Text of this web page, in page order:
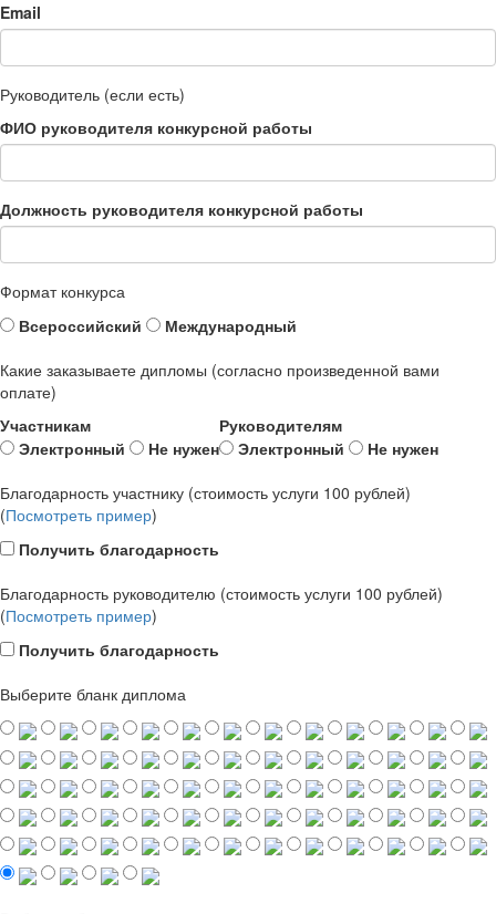
Email
Руководитель (если есть)
ФИО руководителя конкурсной работы
Должность руководителя конкурсной работы
Формат конкурса
Всероссийский
Международный
Какие заказываете дипломы (согласно произведенной вами
оплате)
Участникам
Руководителям
Электронный
Не нужен Электронный
Не нужен
Благодарность участнику (стоимость услуги 100 рублей)
(Посмотреть пример)
Получить благодарность
Благодарность руководителю (стоимость услуги 100 рублей)
(Посмотреть пример)
Получить благодарность
Выберите бланк диплома